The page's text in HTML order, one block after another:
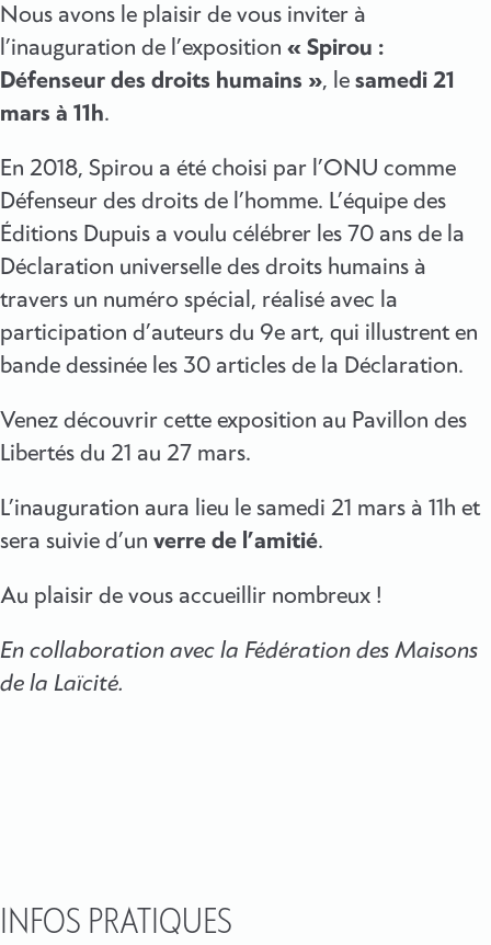
Nous avons le plaisir de vous inviter à
l’inauguration de l’exposition « Spirou :
Défenseur des droits humains », le samedi 21
mars à 11h.
En 2018, Spirou a été choisi par l’ONU comme
Défenseur des droits de l’homme. L’équipe des
Éditions Dupuis a voulu célébrer les 70 ans de la
Déclaration universelle des droits humains à
travers un numéro spécial, réalisé avec la
participation d’auteurs du 9e art, qui illustrent en
bande dessinée les 30 articles de la Déclaration.
Venez découvrir cette exposition au Pavillon des
Libertés du 21 au 27 mars.
L’inauguration aura lieu le samedi 21 mars à 11h et
sera suivie d’un verre de l’amitié.
Au plaisir de vous accueillir nombreux !
En collaboration avec la Fédération des Maisons
de la Laïcité.
INFOS PRATIQUES